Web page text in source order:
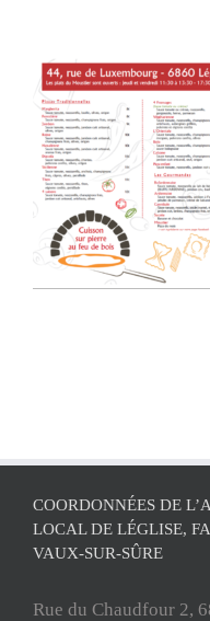
COORDONNÉES DE
LOCAL DE LÉGLISE,
VAUX-SUR-SÛRE
Rue du Chaudfour 2,